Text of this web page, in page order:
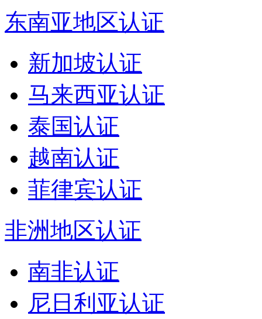
东南亚地区认证
新加坡认证
马来西亚认证
泰国认证
越南认证
菲律宾认证
非洲地区认证
南非认证
尼日利亚认证